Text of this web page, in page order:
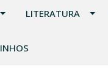
LITERATURA